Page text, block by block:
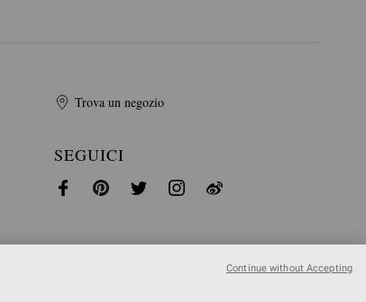
Trova un negozio
SEGUICI
Continue without Accepting